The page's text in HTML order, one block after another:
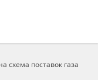
схема поставок газа